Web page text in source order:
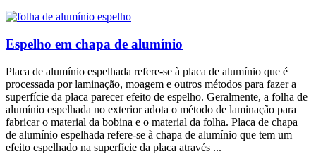
Espelho em chapa de alumínio
Placa de alumínio espelhada refere-se à placa de alumínio que é
processada por laminação, moagem e outros métodos para fazer a
superfície da placa parecer efeito de espelho. Geralmente, a folha de
alumínio espelhada no exterior adota o método de laminação para
fabricar o material da bobina e o material da folha. Placa de chapa
de alumínio espelhada refere-se à chapa de alumínio que tem um
efeito espelhado na superfície da placa através ...